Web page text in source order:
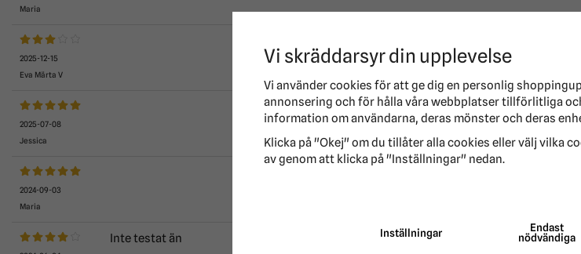
Maria
2025-12-15
Eva Märta V
2025-07-08
Jessica
2024-09-03
Maria
Inte testat än
Vi skräddarsyr din upplevelse
Vi använder cookies för att ge dig en personlig
annonsering och för hålla våra webbplatser tillförlitliga
information om användarna, deras mönster och deras
Klicka på "Okej" om du tillåter alla cookies eller välj vilka
av genom att klicka på "Inställningar" nedan.
Inställningar
Endast
nödvändiga